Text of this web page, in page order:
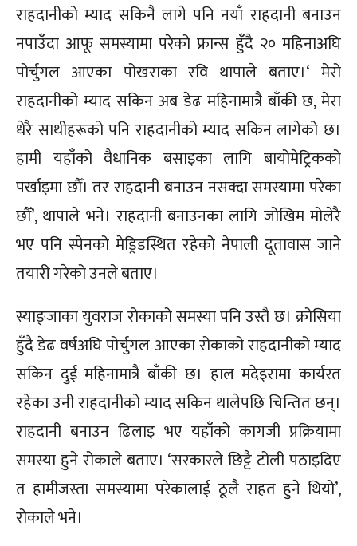
राहदानीको म्याद सकिनै लागे पनि नयाँ राहदानी बनाउन
नपाउँदा आफू समस्यामा परेको फ्रान्स हुँदै २० महिनाअघि
पोर्चुगल आएका पोखराका रवि थापाले बताए।‘ मेरो
राहदानीको म्याद सकिन अब डेढ महिनामात्रै बाँकी छ, मेरा
धेरै साथीहरूको पनि राहदानीको म्याद सकिन लागेको छ।
हामी यहाँको वैधानिक बसाइका लागि बायोमेट्रिकको
पर्खाइमा छौँ। तर राहदानी बनाउन नसक्दा समस्यामा परेका
छौँ’, थापाले भने। राहदानी बनाउनका लागि जोखिम मोलेरै
भए पनि स्पेनको मेड्रिडस्थित रहेको नेपाली दूतावास जाने
तयारी गरेको उनले बताए।
स्याङ्जाका युवराज रोकाको समस्या पनि उस्तै छ। क्रोसिया
हुँदै डेढ वर्षअघि पोर्चुगल आएका रोकाको राहदानीको म्याद
सकिन दुई महिनामात्रै बाँकी छ। हाल मदेइरामा कार्यरत
रहेका उनी राहदानीको म्याद सकिन थालेपछि चिन्तित छन्।
राहदानी बनाउन ढिलाइ भए यहाँको कागजी प्रक्रियामा
समस्या हुने रोकाले बताए। ‘सरकारले छिट्टै टोली पठाइदिए
त हामीजस्ता समस्यामा परेकालाई ठूलै राहत हुने थियो’,
रोकाले भने।